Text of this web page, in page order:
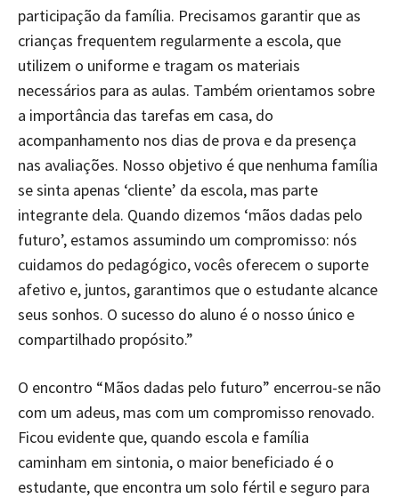
participação da família. Precisamos garantir que as
crianças frequentem regularmente a escola, que
utilizem o uniforme e tragam os materiais
necessários para as aulas. Também orientamos sobre
a importância das tarefas em casa, do
acompanhamento nos dias de prova e da presença
nas avaliações. Nosso objetivo é que nenhuma família
se sinta apenas ‘cliente’ da escola, mas parte
integrante dela. Quando dizemos ‘mãos dadas pelo
futuro’, estamos assumindo um compromisso: nós
cuidamos do pedagógico, vocês oferecem o suporte
afetivo e, juntos, garantimos que o estudante alcance
seus sonhos. O sucesso do aluno é o nosso único e
compartilhado propósito.”
O encontro “Mãos dadas pelo futuro” encerrou-se não
com um adeus, mas com um compromisso renovado.
Ficou evidente que, quando escola e família
caminham em sintonia, o maior beneficiado é o
estudante, que encontra um solo fértil e seguro para